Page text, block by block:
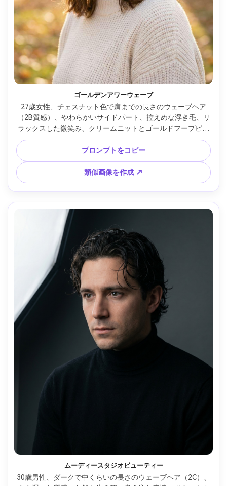
ゴールデンアワーウェーブ
27歳女性、チェスナット色で肩までの長さのウェーブヘア
（2B質感）、やわらかいサイドパート、控えめな浮き毛、リ
ラックスした微笑み、クリームニットとゴールドフープピア
ス着用、静かな公園でゴールデンアワー、あたたかな逆光と
やさしいリムライト、やわらかいフィル光、Sony A7IV・
85mm f/1.4、浅い被写界深度、クリーミーなボケ、胸元まで
のフレーミング、目線の高さ、三分割構図、雰囲気：穏やか
で輝く、フォトリアルな肌質感、自然な影、エディトリアル
カラーグレーディング、高解像度、シャープなフォーカス --
ar 4:5
プロンプトをコピー
類似画像を作成 ↗
ムーディースタジオビューティー
30歳男性、ダークで中くらいの長さのウェーブヘア（2C）、